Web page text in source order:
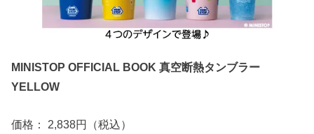
MINISTOP OFFICIAL BOOK 真空断熱タンブラー
YELLOW
価格： 2,838円（税込）